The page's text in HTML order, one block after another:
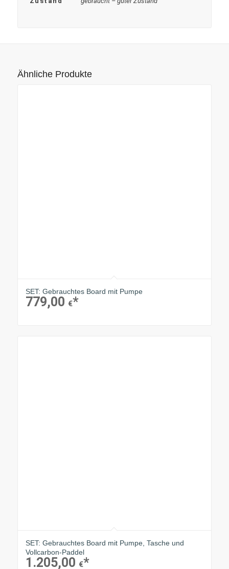
Ähnliche Produkte
SET: Gebrauchtes Board mit Pumpe
779,00 €
SET: Gebrauchtes Board mit Pumpe, Tasche und
Vollcarbon-Paddel
1.205,00 €